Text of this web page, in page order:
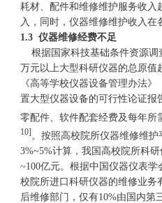
耗材、配件和维修维护服务收入
入，同时，仪器维修维护收入在
1.3 仪器维修经费不足
根据国家科技基础条件资源调
万元以上大型科研仪器的总原值
《高等学校仪器设备管理办法
置大型仪器设备的可行性论证报
零配件、软件配套经费及每年所
10] 。按照高校院所仪器维修维
3%~5%计算，我国高校院所科
~100亿元。根据中国仪器仪表
校院所进口科研仪器的维修业务
后维修部门，仅有10%由国内第